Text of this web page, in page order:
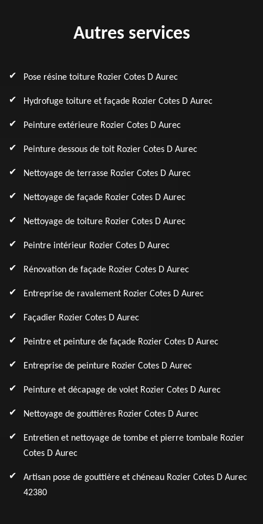
Autres services
Pose résine toiture Rozier Cotes D Aurec
Hydrofuge toiture et façade Rozier Cotes D Aurec
Peinture extérieure Rozier Cotes D Aurec
Peinture dessous de toit Rozier Cotes D Aurec
Nettoyage de terrasse Rozier Cotes D Aurec
Nettoyage de façade Rozier Cotes D Aurec
Nettoyage de toiture Rozier Cotes D Aurec
Peintre intérieur Rozier Cotes D Aurec
Rénovation de façade Rozier Cotes D Aurec
Entreprise de ravalement Rozier Cotes D Aurec
Façadier Rozier Cotes D Aurec
Peintre et peinture de façade Rozier Cotes D Aurec
Entreprise de peinture Rozier Cotes D Aurec
Peinture et décapage de volet Rozier Cotes D Aurec
Nettoyage de gouttières Rozier Cotes D Aurec
Entretien et nettoyage de tombe et pierre tombale Rozier
Cotes D Aurec
Artisan pose de gouttière et chéneau Rozier Cotes D Aurec
42380